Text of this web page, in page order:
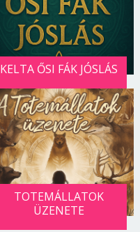
KELTA ŐSI FÁK JÓSLÁS
TOTEMÁLLATOK
ÜZENETE